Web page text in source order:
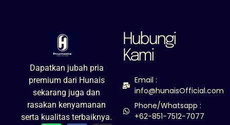
Dapatkan jubah pria
premium dari Hunais
sekarang juga dan
rasakan kenyamanan
serta kualitas terbaiknya.
Hubungi
Kami
Email :
info@hunaisOfficial.com
Phone/Whatsapp :
+62-851-7512-7077